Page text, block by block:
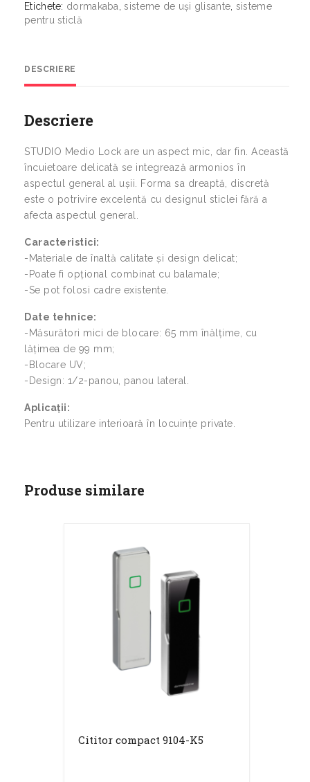
Etichete: dormakaba ,sisteme de uși glisante sisteme
pentru sticlă
DESCRIERE
Descriere
STUDIO Medio Lock are un aspect mic, dar fin. Această
încuietoare delicată se integrează armonios în
aspectul general al ușii. Forma sa dreaptă, discretă
este o potrivire excelentă cu designul sticlei fără a
afecta aspectul general.
Caracteristici:
-Materiale de înaltă calitate și design delicat;
-Poate fi opțional combinat cu balamale;
-Se pot folosi cadre existente.
Date tehnice:
-Măsurători mici de blocare: 65 mm înălțime, cu
lățimea de 99 mm;
-Blocare UV;
-Design: 1/2-panou, panou lateral.
Aplicații:
Pentru utilizare interioară în locuințe private.
Produse similare
Cititor compact 9104-K5